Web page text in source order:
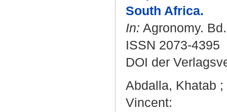
South Africa.
In: Agronomy.
ISSN 2073-4395
DOI der
Abdalla, Khatab ;
Vincent: